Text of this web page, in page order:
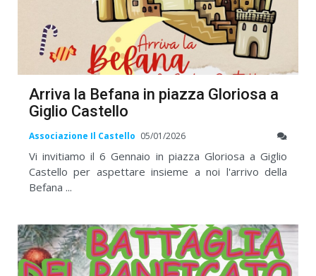
Arriva la Befana in piazza Gloriosa a
Giglio Castello
Associazione Il Castello 05/01/2026
Vi invitiamo il 6 Gennaio in piazza Gloriosa a Giglio
Castello per aspettare insieme a noi l'arrivo della
Befana ...